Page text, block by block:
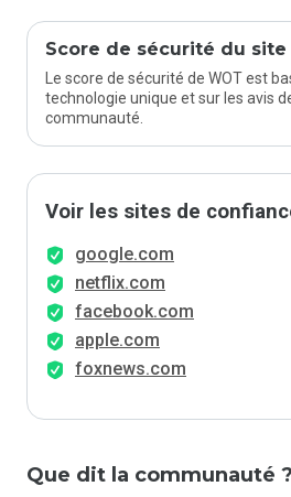
Score de sécurité du site
Le score de sécurité de WOT est
technologie unique et sur les avis
communauté.
Voir les sites de
google.com
netflix.com
facebook.com
apple.com
foxnews.com
Que dit la communauté ?